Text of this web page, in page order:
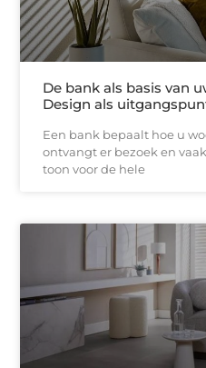
De bank als basis van
Design als
Een bank bepaalt hoe u
ontvangt er bezoek en
toon voor de hele